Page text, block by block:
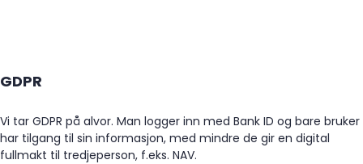
GDPR
Vi tar GDPR på alvor. Man logger inn med Bank ID og bare bruker
har tilgang til sin informasjon, med mindre de gir en digital
fullmakt til tredjeperson, f.eks. NAV.